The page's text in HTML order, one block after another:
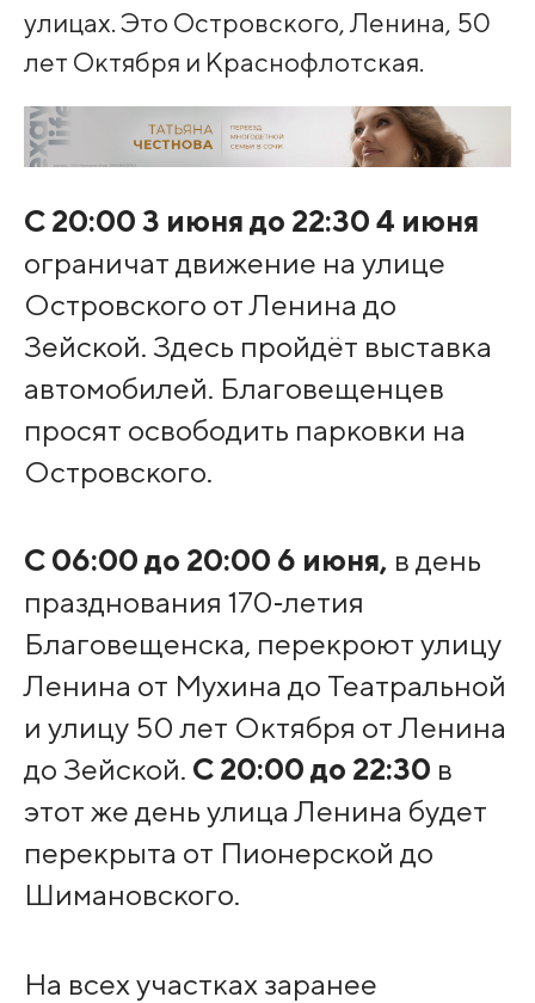
улицах. Это Островского, Ленина, 50
лет Октября и Краснофлотская.
С 20:00 3 июня до 22:30 4 июня
ограничат движение на улице
Островского от Ленина до
Зейской. Здесь пройдёт выставка
автомобилей. Благовещенцев
просят освободить парковки на
Островского.
С06:00 до 20:00 6 июня, в день
празднования 170‑летия
Благовещенска, перекроют улицу
Ленина от Мухина до Театральной
и улицу 50 лет Октября от Ленина
до Зейской. С 20:00 до 22:30 в
этот же день улица Ленина будет
перекрыта от Пионерской до
Шимановского.
На всех участках заранее